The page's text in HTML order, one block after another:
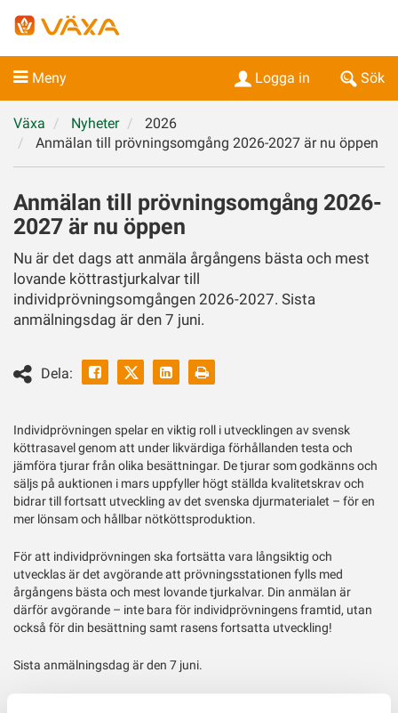
Meny Sök
Logga in
Växa Nyheter
2026
Anmälan till prövningsomgång 2026-2027 är nu öppen
Anmälan till prövningsomgång 2026-
2027 är nu öppen
Nu är det dags att anmäla årgångens bästa och mest
lovande köttrastjurkalvar till
individprövningsomgången 2026-2027. Sista
anmälningsdag är den 7 juni.
Dela:
Facebook LinkedinSkriv
Individprövningen spelar en viktig roll i utvecklingen av svensk
köttrasavel genom att under likvärdiga förhållanden testa och
jämföra tjurar från olika besättningar. De tjurar som godkänns och
säljs på auktionen i mars uppfyller högt ställda kvalitetskrav och
bidrar till fortsatt utveckling av det svenska djurmaterialet – för en
mer lönsam och hållbar nötköttsproduktion.
För att individprövningen ska fortsätta vara långsiktig och
utvecklas är det avgörande att prövningsstationen fylls med
årgångens bästa och mest lovande tjurkalvar. Din anmälan är
därför avgörande – inte bara för individprövningens framtid, utan
också för din besättning samt rasens fortsatta utveckling!
Sista anmälningsdag är den 7 juni.